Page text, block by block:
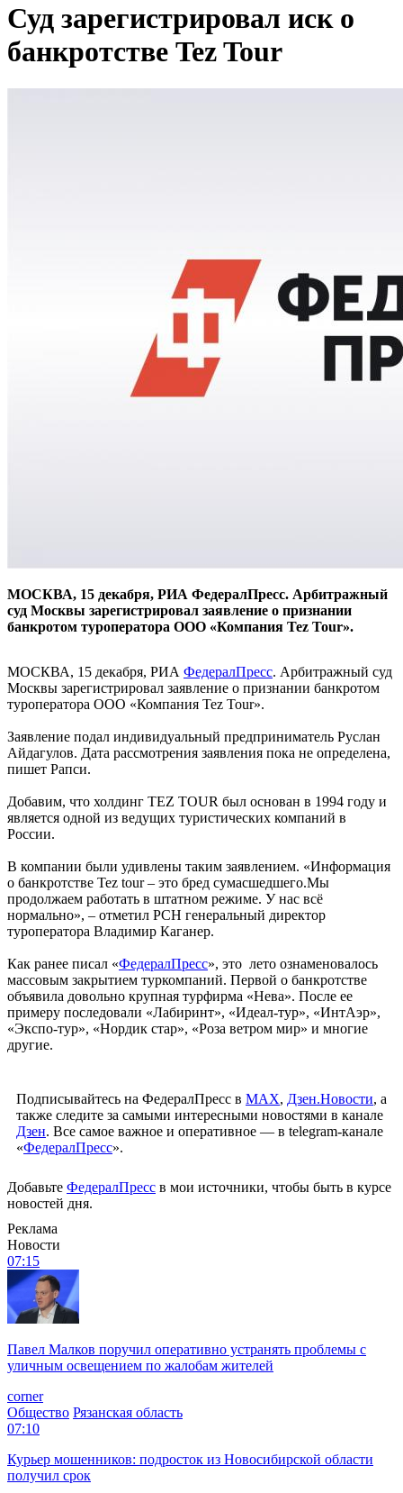
Суд зарегистрировал иск о
банкротстве Tez Tour
МОСКВА, 15 декабря, РИА ФедералПресс. Арбитражный
суд Москвы зарегистрировал заявление о признании
банкротом туроператора ООО «Компания Tez Tour».
МОСКВА, 15 декабря, РИА ФедералПресс. Арбитражный суд
Москвы зарегистрировал заявление о признании банкротом
туроператора ООО «Компания Tez Tour».
Заявление подал индивидуальный предприниматель Руслан
Айдагулов. Дата рассмотрения заявления пока не определена,
пишет Рапси.
Добавим, что холдинг TEZ TOUR был основан в 1994 году и
является одной из ведущих туристических компаний в
России.
В компании были удивлены таким заявлением. «Информация
о банкротстве Tez tour – это бред сумасшедшего.Мы
продолжаем работать в штатном режиме. У нас всё
нормально», – отметил РСН генеральный директор
туроператора Владимир Каганер.
Как ранее писал «ФедералПресс», это лето ознаменовалось
массовым закрытием туркомпаний. Первой о банкротстве
объявила довольно крупная турфирма «Нева». После ее
примеру последовали «Лабиринт», «Идеал-тур», «ИнтАэр»,
«Экспо-тур», «Нордик стар», «Роза ветром мир» и многие
другие.
Подписывайтесь на ФедералПресс в МАХ, Дзен.Новости, а
также следите за самыми интересными новостями в канале
Дзен. Все самое важное и оперативное — в telegram-канале
«ФедералПресс».
Добавьте ФедералПресс в мои источники, чтобы быть в курсе
новостей дня.
Реклама
Новости
07:15
Павел Малков поручил оперативно устранять проблемы с
уличным освещением по жалобам жителей
corner
Общество Рязанская область
07:10
Курьер мошенников: подросток из Новосибирской области
получил срок